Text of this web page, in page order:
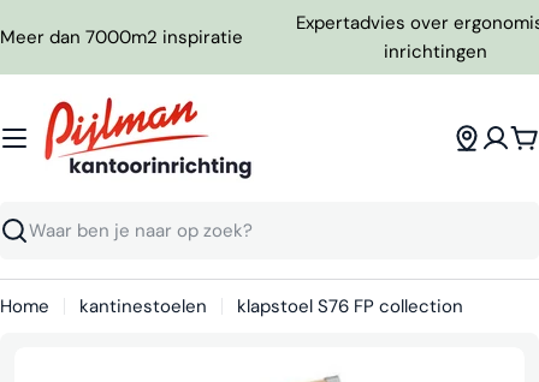
naar
inhoud
Meer dan 7000m2 inspiratie
Expertadvies over
inrichtingen
Zoeken
Home kantinestoelen klapstoel S76 FP collection